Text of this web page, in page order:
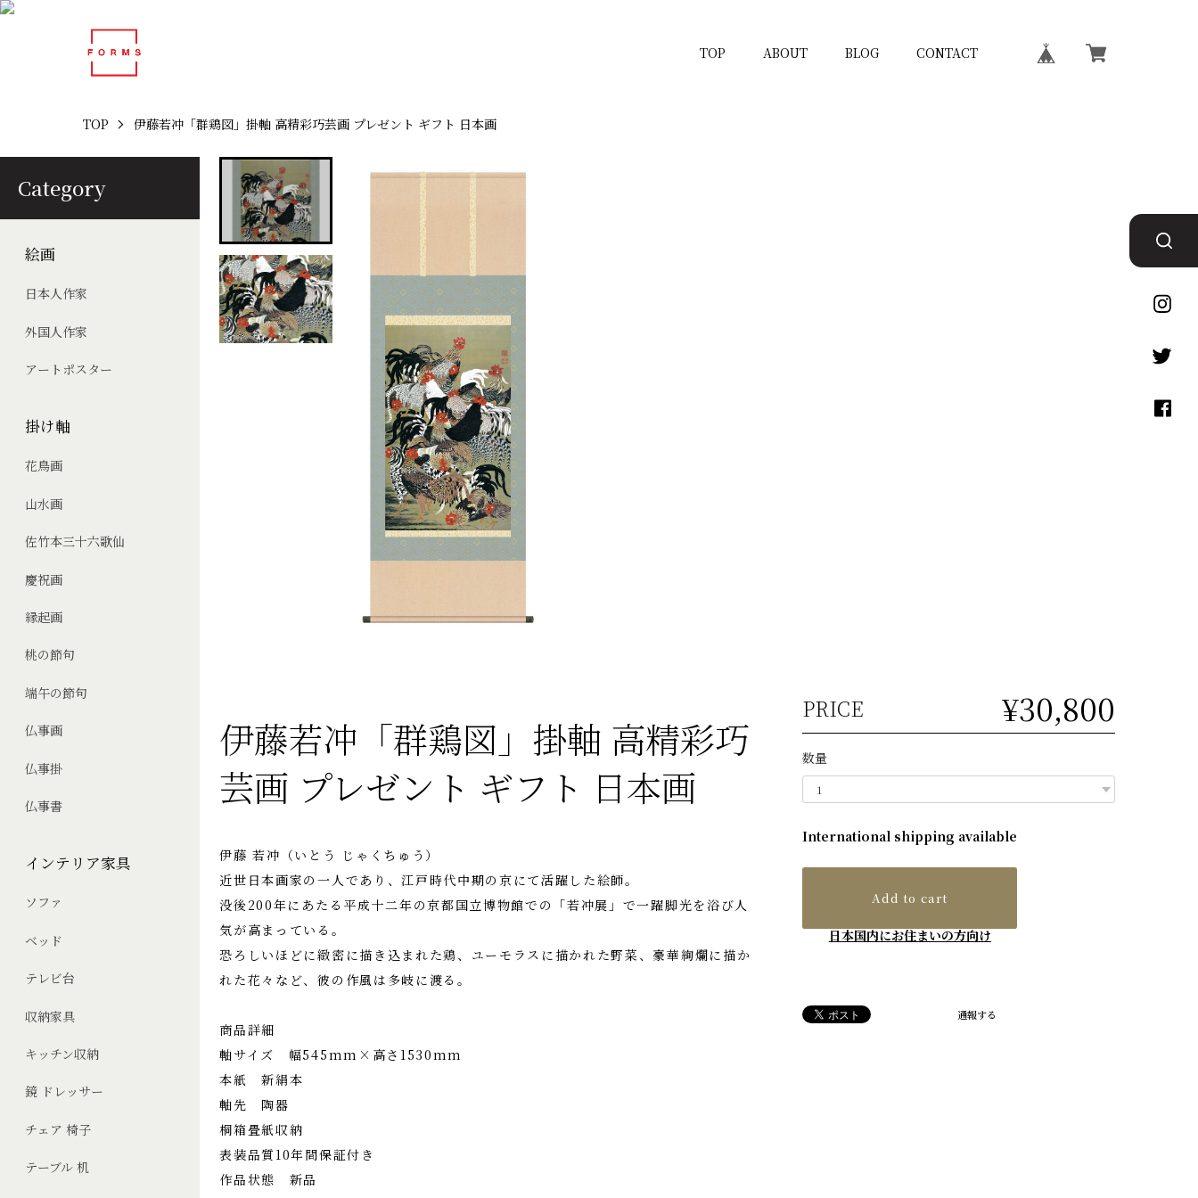
TOP ABOUT BLOG CONTACT
Category
絵画
日本人作家
外国人作家
アートポスター
掛け軸
花鳥画
山水画
佐竹本三十六歌仙
慶祝画
縁起画
桃の節句
端午の節句
仏事画
仏事掛
仏事書
インテリア家具
ソファ
ベッド
テレビ台
収納家具
キッチン収納
鏡 ドレッサー
チェア 椅子
テーブル 机
TOP 伊藤若冲「群鶏図」掛軸 高精彩巧芸画 プレゼント ギフト 日本画
伊藤若冲「群鶏図」掛軸 高精彩巧
芸画 プレゼント ギフト 日本画
伊藤 若冲（いとう じゃくちゅう）
近世日本画家の一人であり、江戸時代中期の京にて活躍した絵師。
没後200年にあたる平成十二年の京都国立博物館での「若冲展」で一躍脚光を浴び人
気が高まっている。
恐ろしいほどに緻密に描き込まれた鶏、ユーモラスに描かれた野菜、豪華絢爛に描か
れた花々など、彼の作風は多岐に渡る。
商品詳細
軸サイズ 幅545mm×高さ1530mm
本紙 新絹本
軸先 陶器
桐箱畳紙収納
表装品質10年間保証付き
作品状態 新品
PRICE ¥30,800
数量
International shipping available
Add to cart
日本国内にお住まいの方向け
通報する